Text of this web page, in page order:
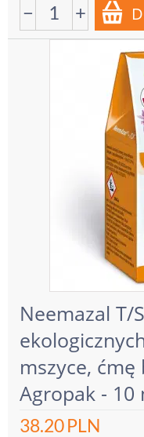
− +
Neemazal T/
mszyce,
Agropak - 10
38.20PLN